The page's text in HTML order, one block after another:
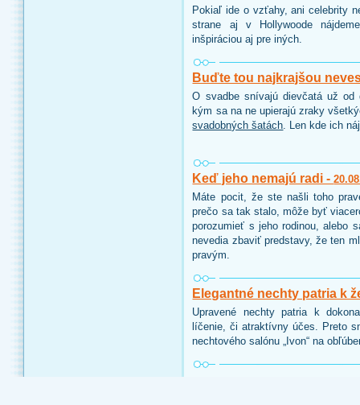
Pokiaľ ide o vzťahy, ani celebrity
strane aj v Hollywoode
inšpiráciou aj pre iných.
Buďte tou najkrajšou
O svadbe snívajú dievčatá už
kým sa na ne upierajú zraky
svadobných šatách. Len kde ich
Keď jeho nemajú radi -
Máte pocit, že ste našli toho
prečo sa tak stalo, môže byť
porozumieť s jeho rodinou, alebo
nevedia zbaviť predstavy, že ten
pravým.
Elegantné nechty patria k
Upravené nechty patria k
líčenie, či atraktívny účes. Preto
nechtového salónu „Ivon“ na